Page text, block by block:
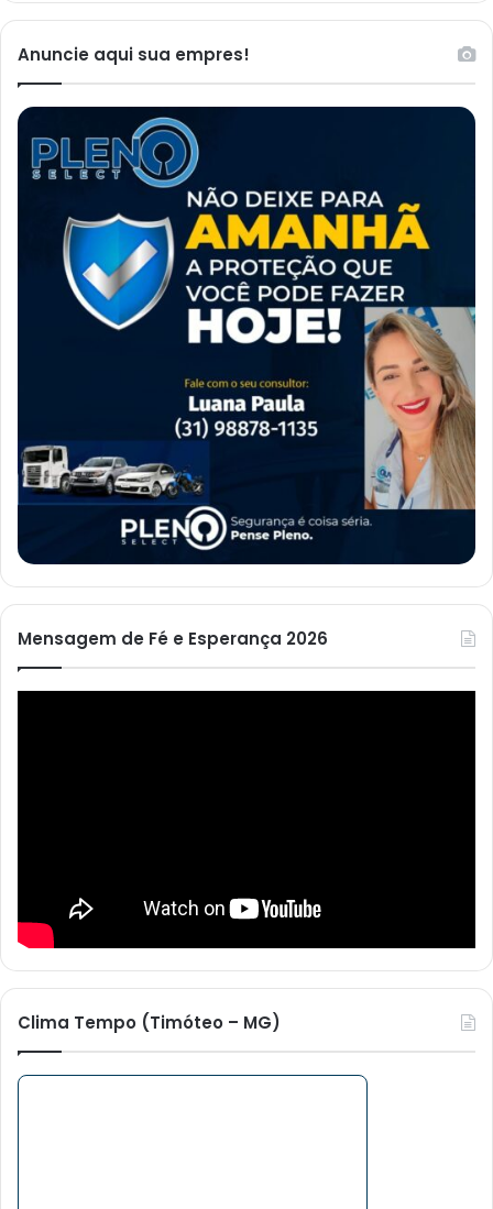
Anuncie aqui sua empres!
Mensagem de Fé e Esperança 2026
Clima Tempo (Timóteo – MG)